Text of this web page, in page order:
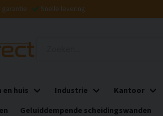
garantie Snelle levering
en huis Industrie Kantoor
Geluiddempende scheidingswanden